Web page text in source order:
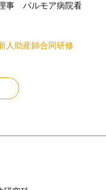
事 パルモア病院看
人助産師合同研修